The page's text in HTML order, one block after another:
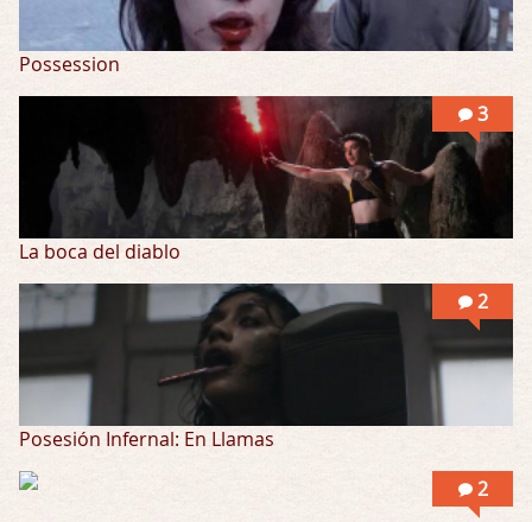
Possession
3
La boca del diablo
2
Posesión Infernal: En Llamas
2